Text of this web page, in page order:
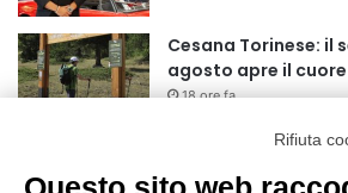
Cesana Torinese: il
agosto apre il
18 ore fa
Siccità: Il
per la richiesta
Rifiuta